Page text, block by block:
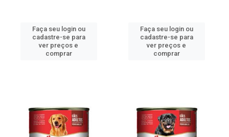
Faça seu login ou
cadastre-se para
ver preços e
comprar
Faça seu login ou
cadastre-se para
ver preços e
comprar